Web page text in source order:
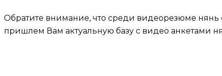
Обратите внимание, что среди видеорезюме нянь
пришлем Вам актуальную базу с видео анкетами